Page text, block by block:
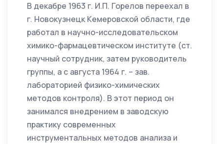
В декабре 1963 г. И.П. Горелов переехал в
г. Новокузнецк Кемеровской области, где
работал в научно-исследовательском
химико-фармацевтическом институте (ст.
научный сотрудник, затем руководитель
группы, а с августа 1964 г. – зав.
лабораторией физико-химических
методов контроля). В этот период он
занимался внедрением в заводскую
практику современных
инструментальных методов анализа и